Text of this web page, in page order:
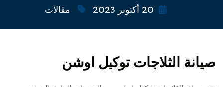
20 أكتوبر 2023 مقالات
صيانة الثلاجات توكيل اوشن